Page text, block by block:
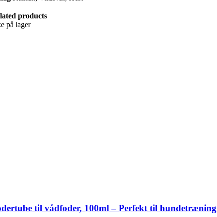
products
på lager
til vådfoder, 100ml – Perfekt til hundetræning